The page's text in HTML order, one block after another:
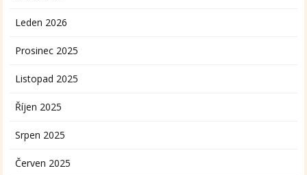
Leden 2026
Prosinec 2025
Listopad 2025
Říjen 2025
Srpen 2025
Červen 2025